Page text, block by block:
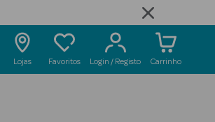
Lojas Favoritos Login / Registo Carrinho